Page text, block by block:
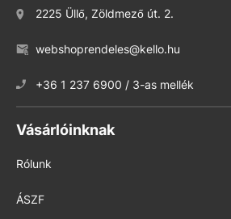
2225 Üllő, Zöldmező út. 2.
webshoprendeles@kello.hu
+36 1 237 6900 / 3-as mellék
Vásárlóinknak
Rólunk
ÁSZF